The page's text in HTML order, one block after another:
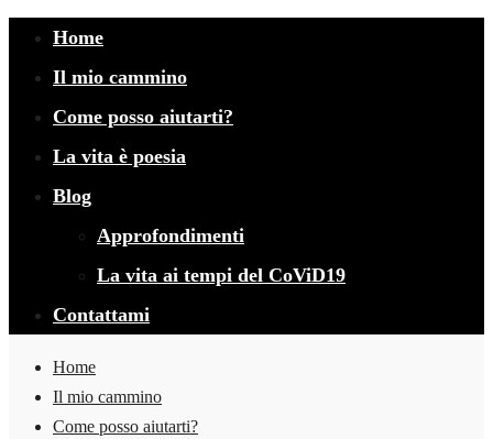
Home
Il mio cammino
Come posso aiutarti?
La vita è poesia
Blog
Approfondimenti
La vita ai tempi del CoViD19
Contattami
Home
Il mio cammino
Come posso aiutarti?